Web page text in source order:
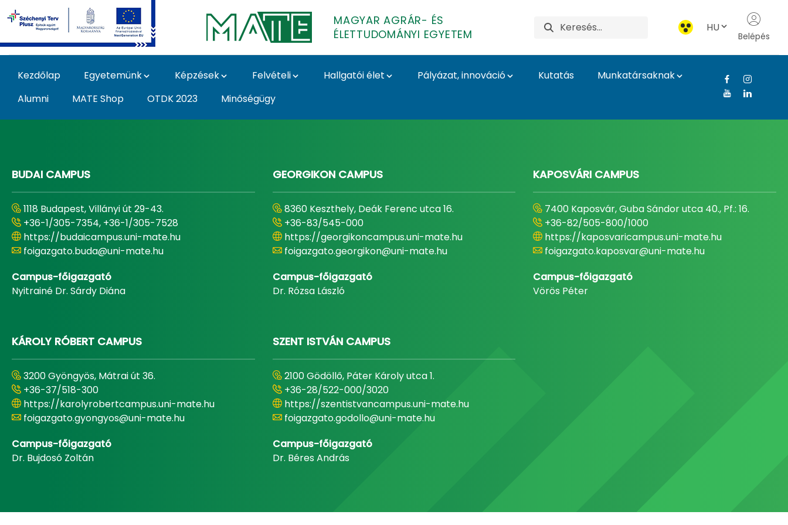
Ugrás a fő tartalomhoz
MAGYAR AGRÁR- ÉS
ÉLETTUDOMÁNYI EGYETEM
HU
Belépés
Kezdőlap Egyetemünk Képzések Felvételi Hallgatói élet Pályázat, innováció Kutatás
Munkatársaknak
Alumni
MATE Shop OTDK 2023 Minőségügy
BUDAI CAMPUS
1118 Budapest, Villányi út 29-43.
+36-1/305-7354, +36-1/305-7528
https://budaicampus.uni-mate.hu
foigazgato.buda@uni-mate.hu
Campus-főigazgató
Nyitrainé Dr. Sárdy Diána
GEORGIKON CAMPUS
8360 Keszthely, Deák Ferenc utca 16.
+36-83/545-000
https://georgikoncampus.uni-mate.hu
foigazgato.georgikon@uni-mate.hu
Campus-főigazgató
Dr. Rózsa László
KAPOSVÁRI CAMPUS
7400 Kaposvár, Guba Sándor utca 40., Pf.: 16.
+36-82/505-800/1000
https://kaposvaricampus.uni-mate.hu
foigazgato.kaposvar@uni-mate.hu
Campus-főigazgató
Vörös Péter
KÁROLY RÓBERT CAMPUS
3200 Gyöngyös, Mátrai út 36.
+36-37/518-300
https://karolyrobertcampus.uni-mate.hu
foigazgato.gyongyos@uni-mate.hu
Campus-főigazgató
Dr. Bujdosó Zoltán
SZENT ISTVÁN CAMPUS
2100 Gödöllő, Páter Károly utca 1.
+36-28/522-000/3020
https://szentistvancampus.uni-mate.hu
foigazgato.godollo@uni-mate.hu
Campus-főigazgató
Dr. Béres András